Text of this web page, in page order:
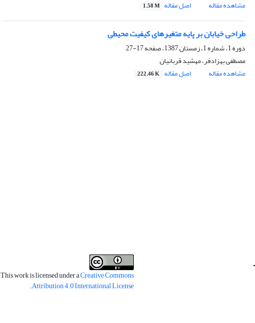
مشاهده مقاله
اصل مقاله 1.58 M
طراحی خیابان بر پایه متغیرهای کیفیت محیطی
دوره 1، شماره 1، زمستان 1387، صفحه
17-27
مصطفی بهزادفر، مهشید قربانیان
مشاهده مقاله
اصل مقاله 222.46 K
This work is licensed under aCreative Commons
Attribution 4.0 International License
.